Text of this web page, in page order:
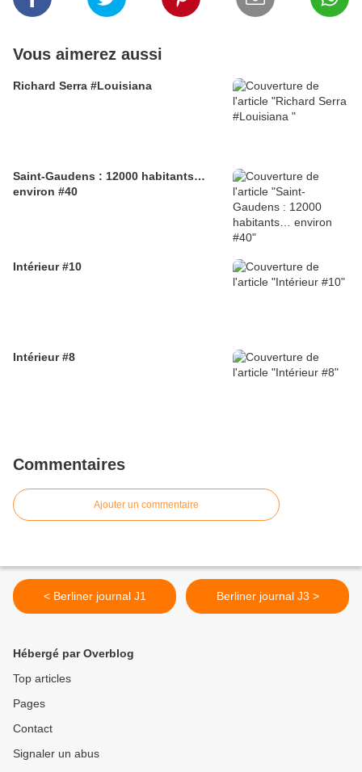
Vous aimerez aussi
Richard Serra #Louisiana
Saint-Gaudens : 12000 habitants…
environ #40
Intérieur #10
Intérieur #8
Commentaires
Ajouter un commentaire
< Berliner journal J1 Berliner journal J3 >
Hébergé par Overblog
Top articles
Pages
Contact
Signaler un abus